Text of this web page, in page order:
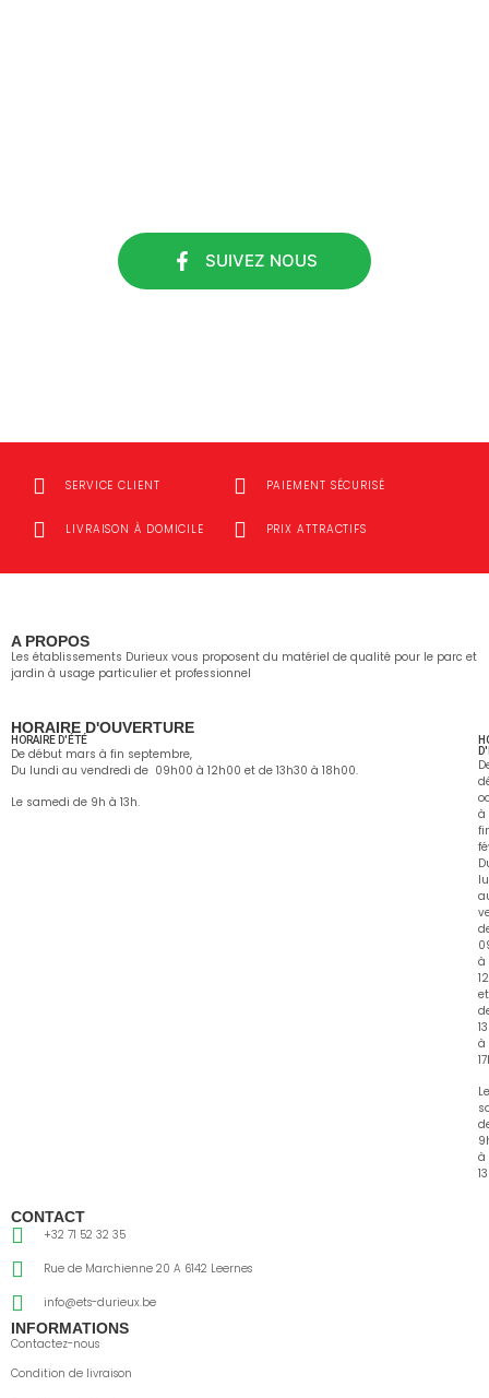
SUIVEZ NOUS
SERVICE CLIENT PAIEMENT SÉCURISÉ
LIVRAISON À DOMICILE PRIX ATTRACTIFS
A PROPOS
Les établissements Durieux vous proposent du matériel de qualité pour le parc et
jardin à usage particulier et professionnel
HORAIRE D'OUVERTURE
HORAIRE D'ÉTÉ
De début mars à fin septembre,
Du lundi au vendredi de 09h00 à 12h00 et de 13h30 à 18h00.
Le samedi de 9h à 13h.
à
à
et
à
Le
à
CONTACT
+32 71 52 32 35
Rue de Marchienne 20 A 6142 Leernes
info@ets-durieux.be
INFORMATIONS
Contactez-nous
Condition de livraison